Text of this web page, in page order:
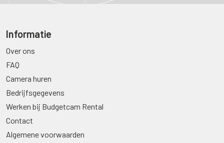
Informatie
Over ons
FAQ
Camera huren
Bedrijfsgegevens
Werken bij Budgetcam Rental
Contact
Algemene voorwaarden